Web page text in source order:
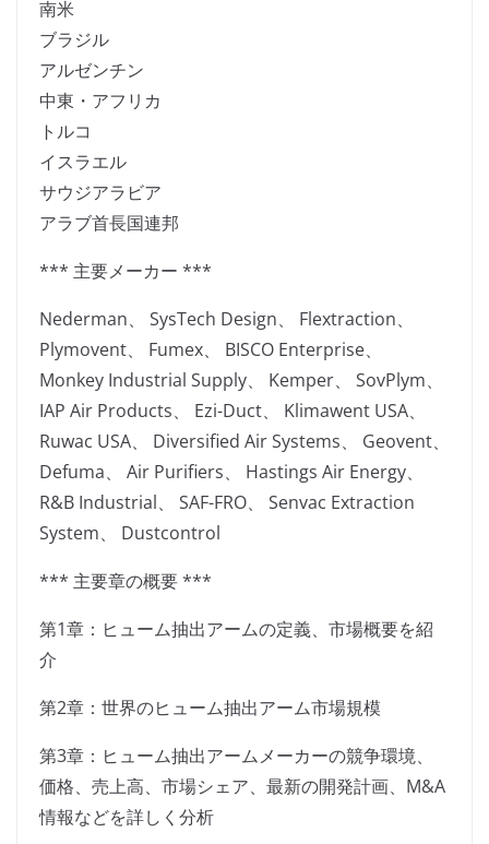
南米
ブラジル
アルゼンチン
中東・アフリカ
トルコ
イスラエル
サウジアラビア
アラブ首長国連邦
*** 主要メーカー ***
Nederman、 SysTech Design、 Flextraction、
Plymovent、 Fumex、 BISCO Enterprise、
Monkey Industrial Supply、 Kemper、 SovPlym、
IAP Air Products、 Ezi-Duct、 Klimawent USA、
Ruwac USA、 Diversified Air Systems、 Geovent、
Defuma、 Air Purifiers、 Hastings Air Energy、
R&B Industrial、 SAF-FRO、 Senvac Extraction
System、 Dustcontrol
*** 主要章の概要 ***
第1章：ヒューム抽出アームの定義、市場概要を紹
介
第2章：世界のヒューム抽出アーム市場規模
第3章：ヒューム抽出アームメーカーの競争環境、
価格、売上高、市場シェア、最新の開発計画、M&A
情報などを詳しく分析